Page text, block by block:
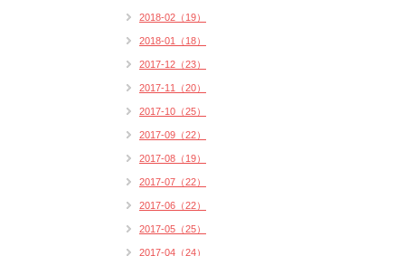
2018-02（19）
2018-01（18）
2017-12（23）
2017-11（20）
2017-10（25）
2017-09（22）
2017-08（19）
2017-07（22）
2017-06（22）
2017-05（25）
2017-04（24）